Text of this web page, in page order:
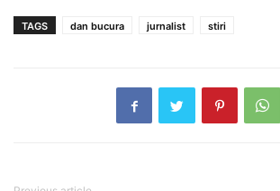
TAGS dan bucura jurnalist stiri